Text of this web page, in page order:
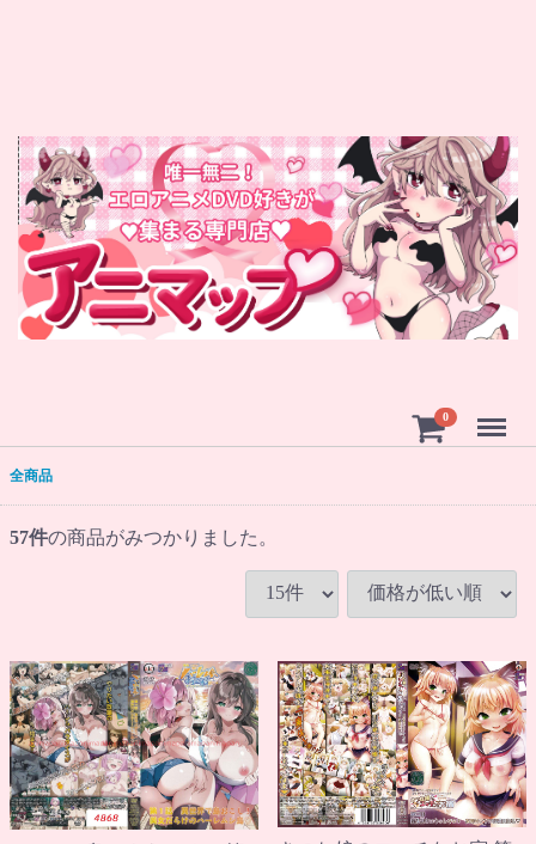
0 Menu
全商品
57件の商品がみつかりました。